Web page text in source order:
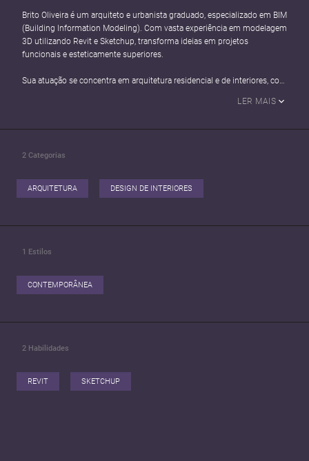
Brito Oliveira é um arquiteto e urbanista graduado, especializado em BIM
(Building Information Modeling). Com vasta experiência em modelagem
3D utilizando Revit e Sketchup, transforma ideias em projetos
funcionais e esteticamente superiores.
Sua atuação se concentra em arquitetura residencial e de interiores, com
planejados. Brito Oliveira entrega soluções arquitetônicas inovadoras,
LER MAIS
2 Categorias
ARQUITETURA DESIGN DE INTERIORES
1 Estilos
CONTEMPORÂNEA
2 Habilidades
REVIT SKETCHUP